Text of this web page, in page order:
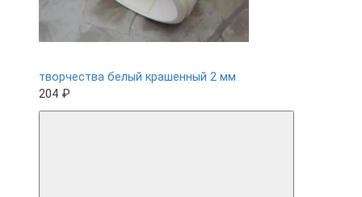
творчества белый крашенный 2 мм
204 ₽